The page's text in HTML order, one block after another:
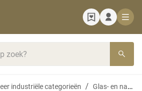
industriële categorieën Glas- en natuursteenbewerking